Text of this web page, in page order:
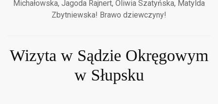
Michałowska, Jagoda Rajnert, Oliwia Szatyńska, Matylda
Zbytniewska! Brawo dziewczyny!
Wizyta w Sądzie Okręgowym
w Słupsku